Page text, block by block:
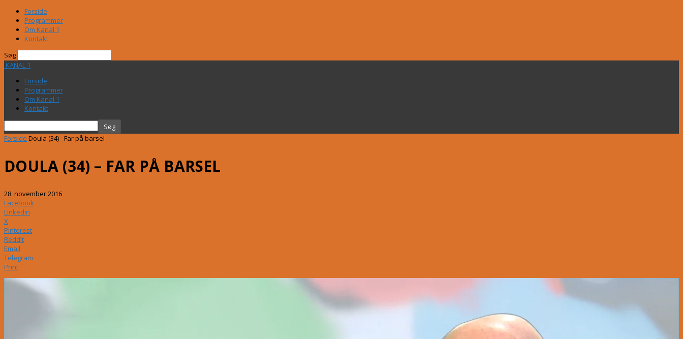
Forside
Programmer
Om Kanal 1
Kontakt
Søg
KANAL 1
Forside
Programmer
Om Kanal 1
Kontakt
Forside Doula (34) - Far på barsel
DOULA (34) – FAR PÅ BARSEL
28. november 2016
Facebook
Linkedin
X
Pinterest
ReddIt
Email
Telegram
Print